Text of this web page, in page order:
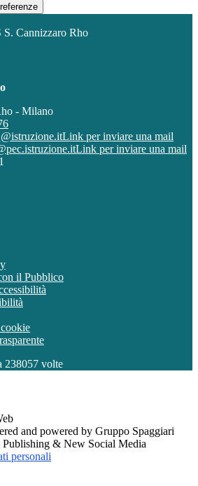
S. Cannizzaro Rho
- Milano
Link per inviare una mail
Link per inviare una mail
il Pubblico
238057 volte
and powered by Gruppo Spaggiari
& New Social Media
personali